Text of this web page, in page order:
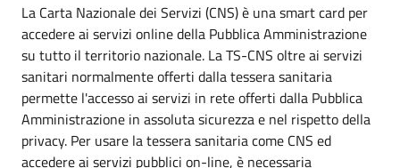
La Carta Nazionale dei Servizi (CNS) è una smart card per
accedere ai servizi online della Pubblica Amministrazione
su tutto il territorio nazionale. La TS-CNS oltre ai servizi
sanitari normalmente offerti dalla tessera sanitaria
permette l'accesso ai servizi in rete offerti dalla Pubblica
Amministrazione in assoluta sicurezza e nel rispetto della
privacy. Per usare la tessera sanitaria come CNS ed
accedere ai servizi pubblici on-line, è necessaria